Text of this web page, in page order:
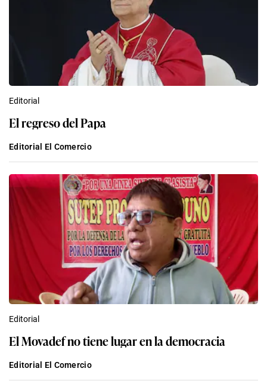
Editorial
El regreso del Papa
Editorial El Comercio
Editorial
El Movadef no tiene lugar en la democracia
Editorial El Comercio